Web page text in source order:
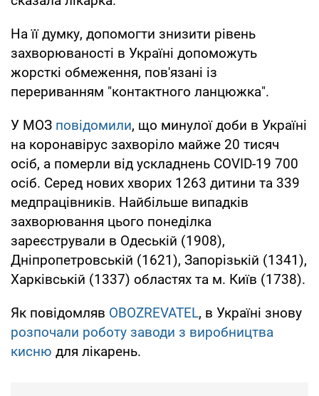
На її думку, допомогти знизити рівень
захворюваності в Україні допоможуть
жорсткі обмеження, пов'язані із
перериванням "контактного ланцюжка".
У МОЗ повідомили, що минулої доби в Україні
на коронавірус захворіло майже 20 тисяч
осіб, а померли від ускладнень COVID-19 700
осіб. Серед нових хворих 1263 дитини та 339
медпрацівників. Найбільше випадків
захворювання цього понеділка
зареєстрували в Одеській (1908),
Дніпропетровській (1621), Запорізькій (1341),
Харківській (1337) областях та м. Київ (1738).
Як повідомляв OBOZREVATEL, в Україні знову
розпочали роботу заводи з виробництва
кисню для лікарень.